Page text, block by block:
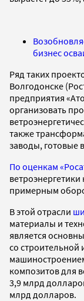
бизнес
Ряд таких
Волгодонске
предприятия
организовать
также
заводы, готовые
По оценкам
ветроэнергетики
примерным
В этой отрасли
материалы и
является
со строительной
композитов для
3,9 млрд
млрд долларов.